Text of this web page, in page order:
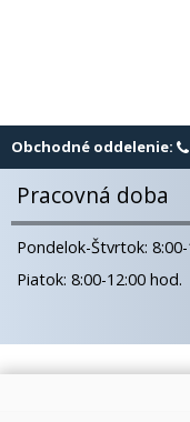
Obchodné oddelenie:
Pracovná doba
Pondelok-Štvrtok:
Piatok: 8:00-12:00 hod.